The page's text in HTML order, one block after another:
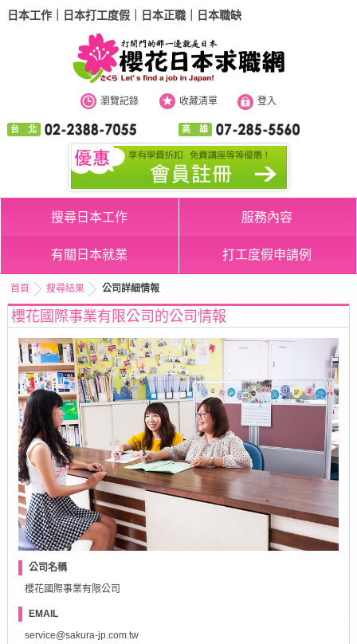
日本工作｜日本打工度假｜日本正職｜日本職缺
瀏覽記錄 收藏清單 登入
台 北 高 雄
搜尋日本工作 服務內容
有關日本就業 打工度假申請例
首頁 搜尋結果 公司詳細情報
櫻花國際事業有限公司的公司情報
公司名稱
櫻花國際事業有限公司
EMAIL
service@sakura-jp.com.tw